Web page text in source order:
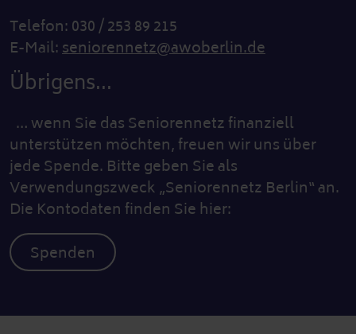
Telefon: 030 / 253 89 215
E-Mail:seniorennetz@awoberlin.de
Übrigens...
… wenn Sie das Seniorennetz finanziell
unterstützen möchten, freuen wir uns über
jede Spende. Bitte geben Sie als
Verwendungszweck „Seniorennetz Berlin“ an.
Die Kontodaten finden Sie hier:
Spenden